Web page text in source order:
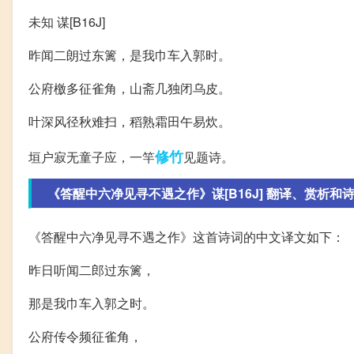
未知 谋[B16J]
昨闻二朗过东篱，是我巾车入郭时。
公府檄多征雀角，山斋几独闭乌皮。
叶深风径秋难扫，稻熟霜田午易炊。
垣户寂无童子应，一竿修竹见题诗。
《答醒中六净见寻不遇之作》谋[B16J] 翻译、赏析和
《答醒中六净见寻不遇之作》这首诗词的中文译文如下：
昨日听闻二郎过东篱，
那是我巾车入郭之时。
公府传令频征雀角，